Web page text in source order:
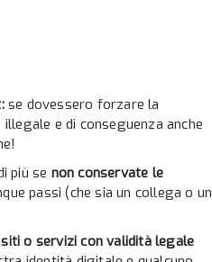
se dovessero forzare la
e di conseguenza anche
più se non conservate le
passi (che sia un collega o un
o servizi con validità legale